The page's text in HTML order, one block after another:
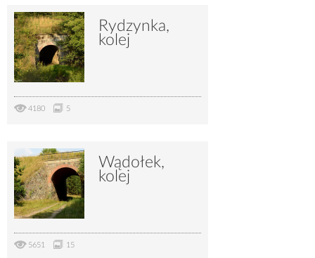
Rydzynka,
kolej
4180 5
Wądołek,
kolej
5651 15